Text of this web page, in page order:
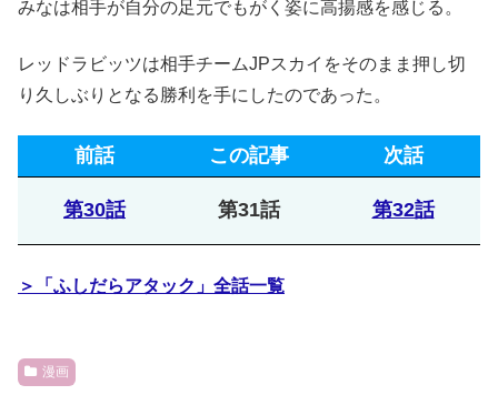
みなは相手が自分の足元でもがく姿に高揚感を感じる。
レッドラビッツは相手チームJPスカイをそのまま押し切
り久しぶりとなる勝利を手にしたのであった。
前話 この記事 次話
第30話 第31話 第32話
＞「ふしだらアタック」全話一覧
漫画